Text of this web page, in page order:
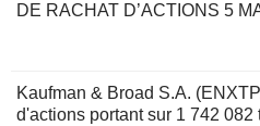
DE RACHAT D’ACTIONS 5
Kaufman & Broad S.A.
d'actions portant sur 1 742 082